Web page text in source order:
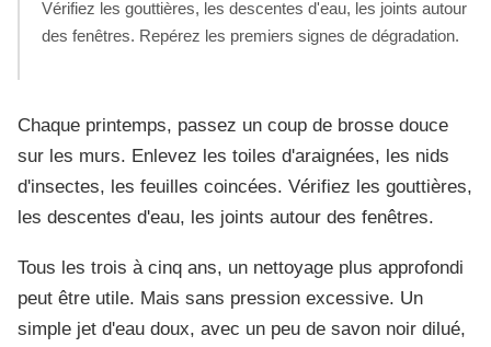
Vérifiez les gouttières, les descentes d'eau, les joints autour
des fenêtres. Repérez les premiers signes de dégradation.
Chaque printemps, passez un coup de brosse douce
sur les murs. Enlevez les toiles d'araignées, les nids
d'insectes, les feuilles coincées. Vérifiez les gouttières,
les descentes d'eau, les joints autour des fenêtres.
Tous les trois à cinq ans, un nettoyage plus approfondi
peut être utile. Mais sans pression excessive. Un
simple jet d'eau doux, avec un peu de savon noir dilué,